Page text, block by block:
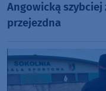
Angowicką szybciej
przejezdna